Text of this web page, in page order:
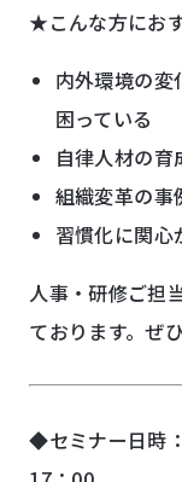
★こんな方にお
内外環境の変
困っている
自律人材の育
組織変革の事
習慣化に関心
人事・研修ご担
ております。ぜ
◆セミナー日時